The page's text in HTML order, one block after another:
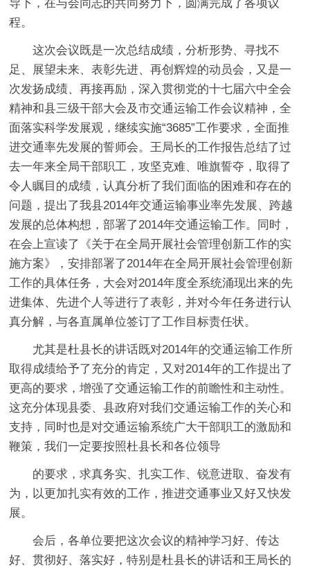
导下，在与会同志的共同努力下，圆满完成了各项议
程。
这次会议既是一次总结成绩，分析形势、寻找不
足、展望未来、表彰先进、再创辉煌的动员会，又是一
次发扬成绩、再接再励，深入贯彻党的十七届六中全会
精神和县三级干部大会及市交通运输工作会议精神，全
面落实科学发展观，继续实施“3685”工作要求，全面推
进交通率先发展的誓师会。王局长的工作报告总结了过
去一年来全局干部职工，攻坚克难、唯旗誓夺，取得了
令人瞩目的成绩，认真分析了我们面临的困难和存在的
问题，提出了我县2014年交通运输事业率先发展、跨越
发展的总体构想，部署了2014年交通运输工作。同时，
在会上宣读了《关于在全局开展社会管理创新工作的实
施方案》，安排部署了2014年在全局开展社会管理创新
工作的具体任务，大会对2014年度全系统涌现出来的先
进集体、先进个人等进行了表彰，并对今年任务进行认
真分解，与各直属单位签订了工作目标责任状。
尤其是杜县长的讲话既对2014年的交通运输工作所
取得成绩给予了充分的肯定，又对2014年的工作提出了
更高的要求，增强了交通运输工作的前瞻性和主动性。
这充分体现县委、县政府对我们交通运输工作的关心和
支持，同时也是对交通运输系统广大干部职工的激励和
鞭策，我们一定要按照杜县长和各位领导
的要求，求真务实、扎实工作、锐意进取、奋发有
为，以更加扎实有效的工作，推进交通事业又好又快发
展。
会后，各单位要把这次会议的精神学习好、传达
好、贯彻好、落实好，特别是杜县长的讲话和王局长的